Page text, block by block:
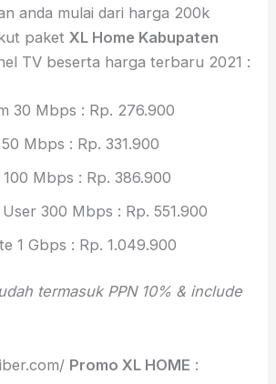
anda mulai dari harga 200k
paketXL Home Kabupaten
TV beserta harga terbaru 2021 :
30 Mbps : Rp. 276.900
Mbps : Rp. 331.900
100 Mbps : Rp. 386.900
300 Mbps : Rp. 551.900
1 Gbps : Rp. 1.049.900
termasuk PPN 10% & include
Promo XL HOME :